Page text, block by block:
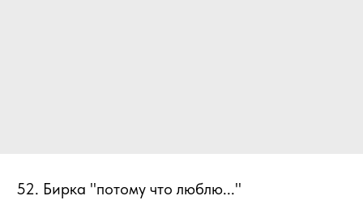
52. Бирка "потому что люблю..."